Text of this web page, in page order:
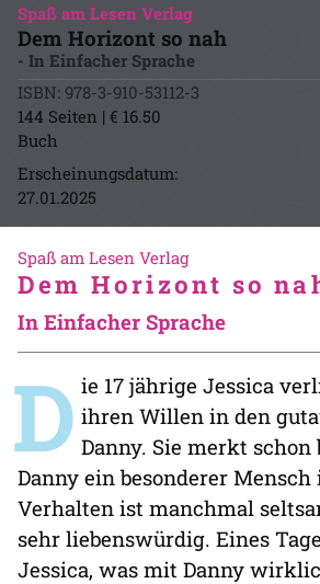
Spaß am Lesen Verlag
Dem Horizont so nah
- In Einfacher Sprache
ISBN: 978-3-910-53112-3
144 Seiten | € 16.50
Buch
Erscheinungsdatum:
27.01.2025
Spaß am Lesen Verlag
Dem Horizont so
In Einfacher Sprache
D ie 17 jährige Jessica
ihren Willen in den
Danny. Sie merkt schon
Danny ein besonderer Mensch
Verhalten ist manchmal
sehr liebenswürdig. Eines
Jessica, was mit Danny